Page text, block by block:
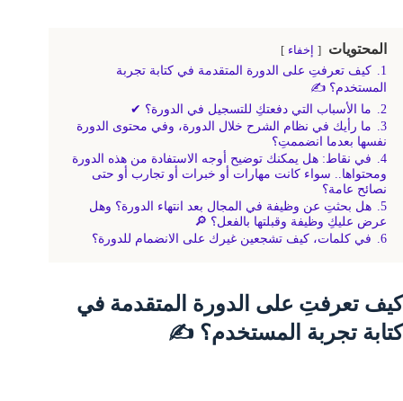
المحتويات إخفاء
1.
كيف تعرفتِ على الدورة المتقدمة في كتابة تجربة
المستخدم؟ ✍
2.
ما الأسباب التي دفعتكِ للتسجيل في الدورة؟ ✔
3.
ما رأيك في نظام الشرح خلال الدورة، وفي محتوى الدورة
نفسها بعدما انضممتِ؟
4.
في نقاط: هل يمكنك توضيح أوجه الاستفادة من هذه الدورة
ومحتواها.. سواء كانت مهارات أو خبرات أو تجارب أو حتى
نصائح عامة؟
5.
هل بحثتِ عن وظيفة في المجال بعد انتهاء الدورة؟ وهل
عرض عليكِ وظيفة وقبلتها بالفعل؟ 🔎
6.
في كلمات، كيف تشجعين غيرك على الانضمام للدورة؟
كيف تعرفتِ على الدورة المتقدمة في
كتابة تجربة المستخدم؟ ✍